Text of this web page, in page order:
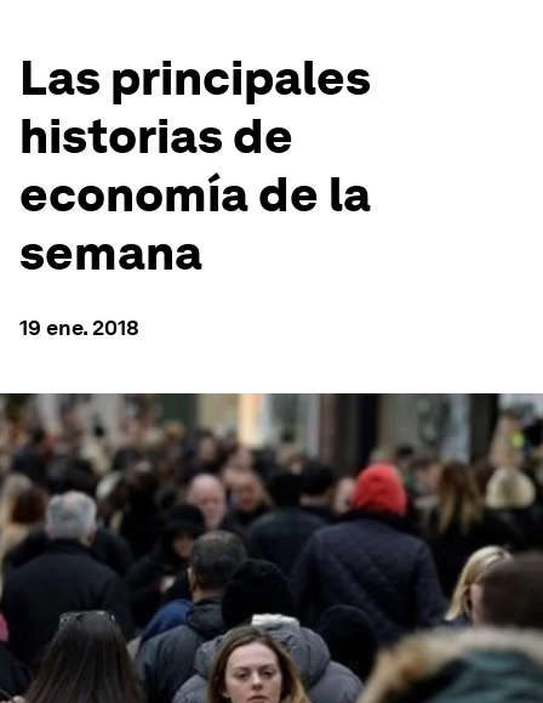
Las principales
historias de
economía de la
semana
19 ene. 2018